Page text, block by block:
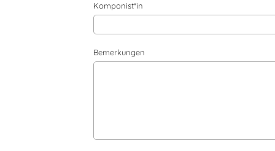
Komponist*in
Bemerkungen